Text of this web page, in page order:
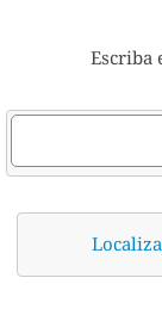
Escriba